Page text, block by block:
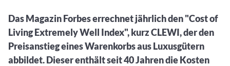
Hier sind Ihre gemerkten Produkte und aktiven
Preis-/Performance-Alarme
3. Investieren
Das Magazin Forbes errechnet jährlich den "Cost of
Living Extremely Well Index", kurz CLEWI, der den
Preisanstieg eines Warenkorbs aus Luxusgütern
abbildet. Dieser enthält seit 40 Jahren die Kosten